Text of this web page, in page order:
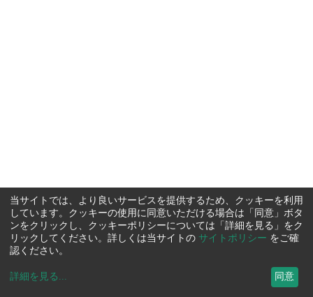
当サイトでは、より良いサービスを提供するため、クッキーを利用
しています。クッキーの使用に同意いただける場合は「同意」ボタ
ンをクリックし、クッキーポリシーについては「詳細を見る」をク
リックしてください。詳しくは当サイトの サイトポリシー をご確
認ください。
詳細を見る ... 同意